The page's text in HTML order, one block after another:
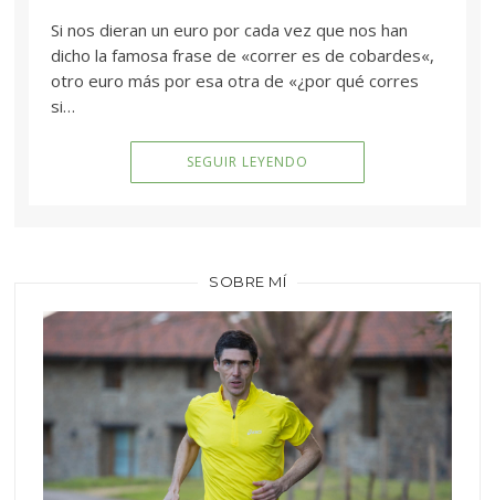
Si nos dieran un euro por cada vez que nos han
dicho la famosa frase de «correr es de cobardes«,
otro euro más por esa otra de «¿por qué corres
si…
SEGUIR LEYENDO
SOBRE MÍ